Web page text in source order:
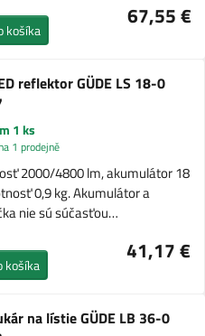
67,55 €
košíka
reflektor GÜDE LS 18-0
1 ks
1 prodejně
2000/4800 lm, akumulátor 18
0,9 kg. Akumulátor a
nie sú súčasťou…
41,17 €
košíka
na lístie GÜDE LB 36-0